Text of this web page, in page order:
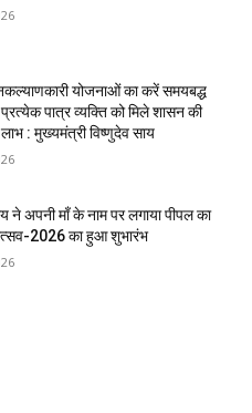
योजनाओं का करें समयबद्ध
पात्र व्यक्ति को मिले शासन की
: मुख्यमंत्री विष्णुदेव साय
ने अपनी माँ के नाम पर लगाया पीपल का
2026 का हुआ शुभारंभ